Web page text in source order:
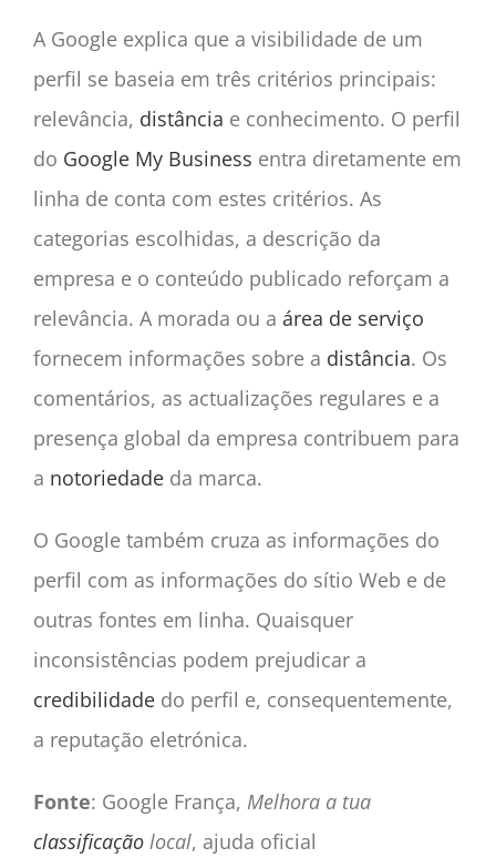
A Google explica que a visibilidade de um
perfil se baseia em três critérios principais:
relevância, distância e conhecimento. O perfil
do Google My Business entra diretamente em
linha de conta com estes critérios. As
categorias escolhidas, a descrição da
empresa e o conteúdo publicado reforçam a
relevância. A morada ou a área de serviço
fornecem informações sobre a distância. Os
comentários, as actualizações regulares e a
presença global da empresa contribuem para
a notoriedadeda marca.
O Google também cruza as informações do
perfil com as informações do sítio Web e de
outras fontes em linha. Quaisquer
inconsistências podem prejudicar a
credibilidadedo perfil e, consequentemente,
a reputação eletrónica.
Fonte: Google França, Melhora a tua
classificaçãolocal, ajuda oficial